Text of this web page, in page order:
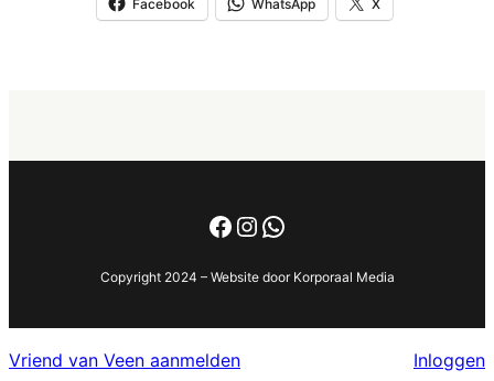
Facebook WhatsApp X
Facebook
Instagram
WhatsApp
Copyright 2024 – Website door Korporaal Media
Vriend van Veen aanmelden Inloggen